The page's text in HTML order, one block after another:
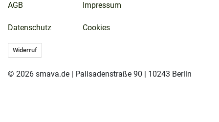
AGB Impressum
Datenschutz Cookies
Widerruf
© 2026 smava.de | Palisadenstraße 90 | 10243 Berlin